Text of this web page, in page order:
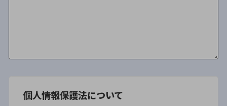
個人情報保護法について